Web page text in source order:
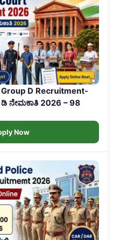
D Recruitment-
ನೇಮಕಾತಿ 2026 – 98
Now